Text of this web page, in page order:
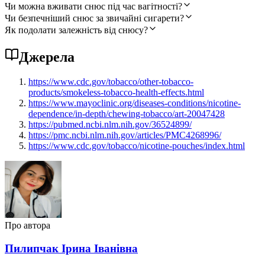
Чи можна вживати снюс під час вагітності?
Чи безпечніший снюс за звичайні сигарети?
Як подолати залежність від снюсу?
Джерела
https://www.cdc.gov/tobacco/other-tobacco-
products/smokeless-tobacco-health-effects.html
https://www.mayoclinic.org/diseases-conditions/nicotine-
dependence/in-depth/chewing-tobacco/art-20047428
https://pubmed.ncbi.nlm.nih.gov/36524899/
https://pmc.ncbi.nlm.nih.gov/articles/PMC4268996/
https://www.cdc.gov/tobacco/nicotine-pouches/index.html
Про автора
Пилипчак Ірина Іванівна